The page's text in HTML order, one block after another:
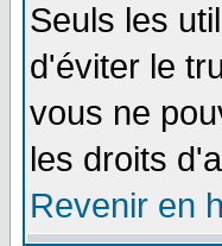
Seuls les
d'éviter le
vous ne
les droits
Revenir en